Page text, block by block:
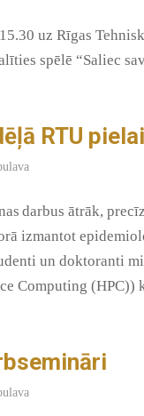
uz Rīgas
spēlē “Saliec
RTU
darbus ātrāk,
izmantot
un doktoranti
Computing (HPC))